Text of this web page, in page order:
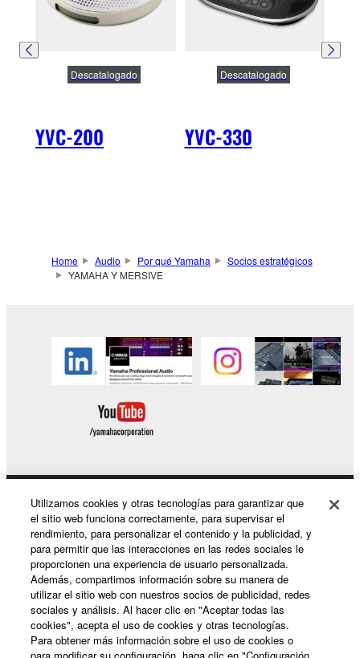
YVC-200
Descatalogado
YVC-330
Descatalogado
Home Audio Por qué Yamaha
Socios estratégicos
YAMAHA Y MERSIVE
Productos y soluciones
Noticias
Acerca de Yamaha
Utilizamos cookies y otras tecnologías para garantizar que
el sitio web funciona correctamente, para supervisar el
rendimiento, para personalizar el contenido y la publicidad, y
para permitir que las interacciones en las redes sociales le
proporcionen una experiencia de usuario personalizada.
Además, compartimos información sobre su manera de
utilizar el sitio web con nuestros socios de publicidad, redes
sociales y análisis. Al hacer clic en "Aceptar todas las
cookies", acepta el uso de cookies y otras tecnologías.
Para obtener más información sobre el uso de cookies o